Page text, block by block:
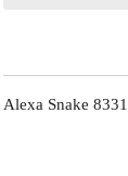
Alexa Snake